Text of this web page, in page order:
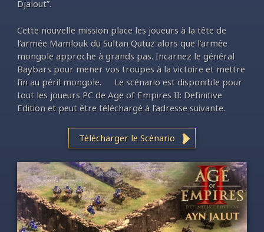
Djalout”.
Cette nouvelle mission place les joueurs à la tête de
l’armée Mamlouk du Sultan Qutuz alors que l’armée
mongole approche à grands pas. Incarnez le général
Baybars pour mener vos troupes à la victoire et mettre
fin au péril mongole. Le scénario est disponible pour
tout les joueurs PC de Age of Empires II: Definitive
Edition et peut être téléchargé à l’adresse suivante.
Télécharger le Scénario